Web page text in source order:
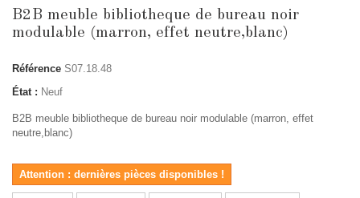
B2B meuble bibliotheque de bureau noir
modulable (marron, effet neutre,blanc)
Référence S07.18.48
État : Neuf
B2B meuble bibliotheque de bureau noir modulable (marron, effet
neutre,blanc)
Attention : dernières pièces disponibles !